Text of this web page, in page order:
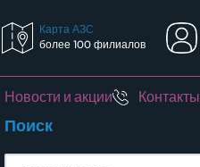
Карта АЗС
более 100 филиалов
Новости и акции Контакты
Поиск